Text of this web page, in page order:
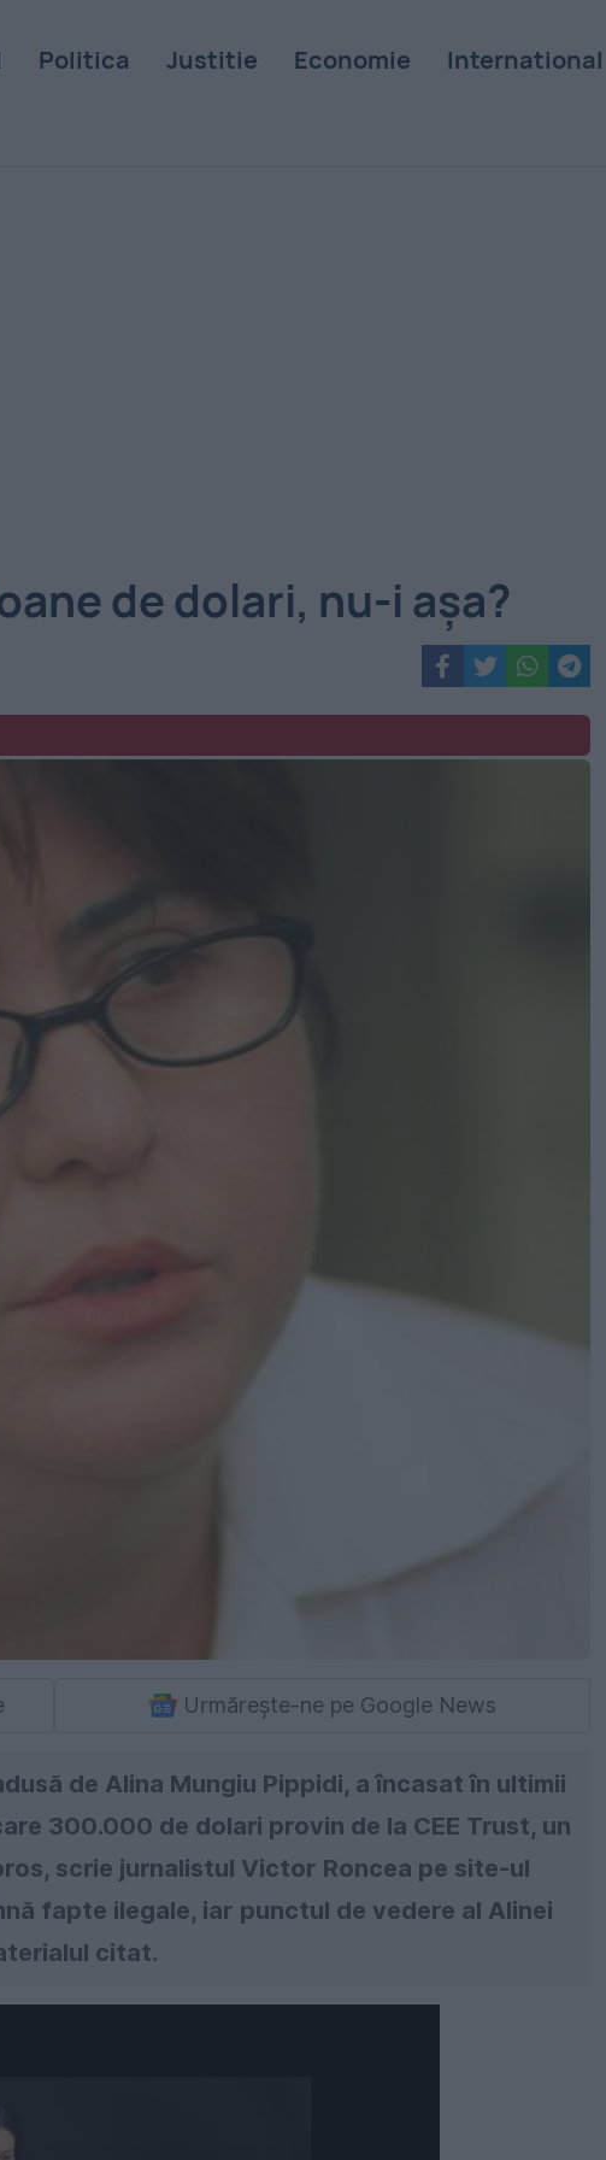
Politica Justitie Economie International
de dolari, nu-i aşa?
Urmărește-ne pe Google News
de Alina Mungiu Pippidi, a încasat în ultimii
300.000 de dolari provin de la CEE Trust, un
scrie jurnalistul Victor Roncea pe site-ul
fapte ilegale, iar punctul de vedere al Alinei
citat.